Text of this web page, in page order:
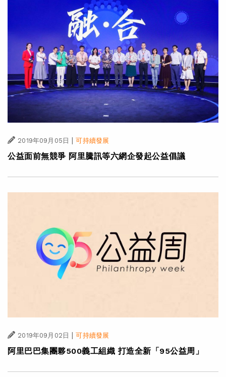
2019年09月05日 | 可持續發展
公益面前無競爭 阿里騰訊等六網企發起公益倡議
2019年09月02日 | 可持續發展
阿里巴巴集團夥500義工組織 打造全新「95公益周」